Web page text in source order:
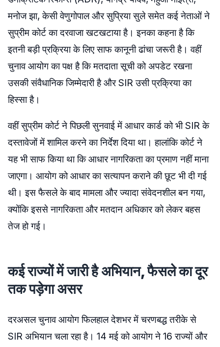
मनोज झा, केसी वेणुगोपाल और सुप्रिया सुले समेत कई नेताओं ने
सुप्रीम कोर्ट का दरवाजा खटखटाया है। इनका कहना है कि
इतनी बड़ी प्रक्रिया के लिए साफ कानूनी ढांचा जरूरी है। वहीं
चुनाव आयोग का पक्ष है कि मतदाता सूची को अपडेट रखना
उसकी संवैधानिक जिम्मेदारी है और SIR उसी प्रक्रिया का
हिस्सा है।
वहीं सुप्रीम कोर्ट ने पिछली सुनवाई में आधार कार्ड को भी SIR के
दस्तावेजों में शामिल करने का निर्देश दिया था। हालांकि कोर्ट ने
यह भी साफ किया था कि आधार नागरिकता का प्रमाण नहीं माना
जाएगा। आयोग को आधार का सत्यापन कराने की छूट भी दी गई
थी। इस फैसले के बाद मामला और ज्यादा संवेदनशील बन गया,
क्योंकि इससे नागरिकता और मतदान अधिकार को लेकर बहस
तेज हो गई।
कई राज्यों में जारी है अभियान, फैसले का दूर
तक पड़ेगा असर
दरअसल चुनाव आयोग फिलहाल देशभर में चरणबद्ध तरीके से
SIR अभियान चला रहा है। 14 मई को आयोग ने 16 राज्यों और